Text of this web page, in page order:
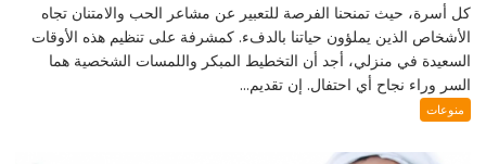
كل أسرة، حيث تمنحنا الفرصة للتعبير عن مشاعر الحب والامتنان تجاه
الأشخاص الذين يملؤون حياتنا بالدفء. كمشرفة على تنظيم هذه الأوقات
السعيدة في منزلي، أجد أن التخطيط المبكر واللمسات الشخصية هما
السر وراء نجاح أي احتفال. إن تقديم...
منوعات